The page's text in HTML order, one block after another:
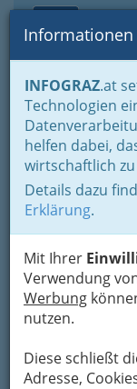
Informationen
INFOGRAZ.at
Technologien
helfen dabei,
wirtschaftlich
Details dazu
Erklärung.
Mit Ihrer
Verwendung
Werbung
nutzen.
Diese schließt
Adresse,
Home Lifestyle
Der schönste Tag
Mitterstraße 7,
+43 316 292
+43 316 292
Karte
Adresse mit